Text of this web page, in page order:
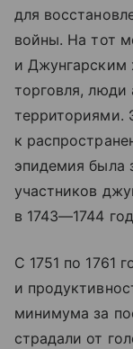
для
войны. На тот
и Джунгарским
торговля,
территориями.
к
эпидемия была
участников
в 1743—1744
С 1751 по 1761
и
минимума за
страдали от